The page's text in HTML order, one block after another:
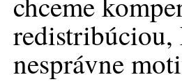
nesprávne